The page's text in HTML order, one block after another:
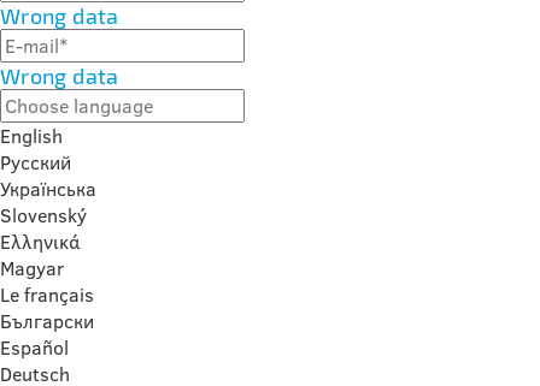
Wrong data
Wrong data
English
Русский
Українська
Slovenský
Ελληνικά
Magyar
Le français
Български
Español
Deutsch